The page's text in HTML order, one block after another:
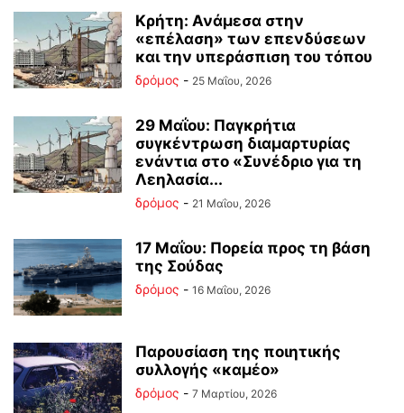
Κρήτη: Ανάμεσα στην
«επέλαση» των επενδύσεων
και την υπεράσπιση του τόπου
δρόμος - 25 Μαΐου, 2026
29 Μαΐου: Παγκρήτια
συγκέντρωση διαμαρτυρίας
ενάντια στο «Συνέδριο για τη
Λεηλασία...
δρόμος - 21 Μαΐου, 2026
17 Μαΐου: Πορεία προς τη βάση
της Σούδας
δρόμος - 16 Μαΐου, 2026
Παρουσίαση της ποιητικής
συλλογής «καμέο»
δρόμος - 7 Μαρτίου, 2026